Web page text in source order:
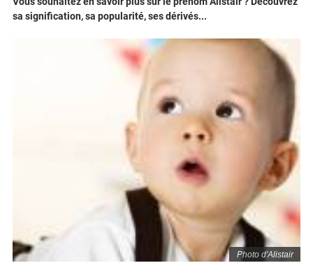
Photo d'Alistair
sa signification, sa popularité, ses dérivés...